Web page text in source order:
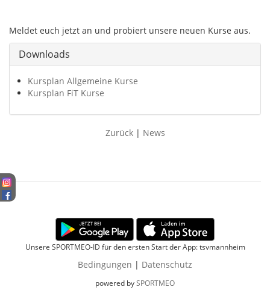
Meldet euch jetzt an und probiert unsere neuen Kurse aus.
Downloads
Kursplan Allgemeine Kurse
Kursplan FiT Kurse
Zurück | News
Unsere SPORTMEO-ID für den ersten Start der App: tsvmannheim
Bedingungen | Datenschutz
powered bySPORTMEO